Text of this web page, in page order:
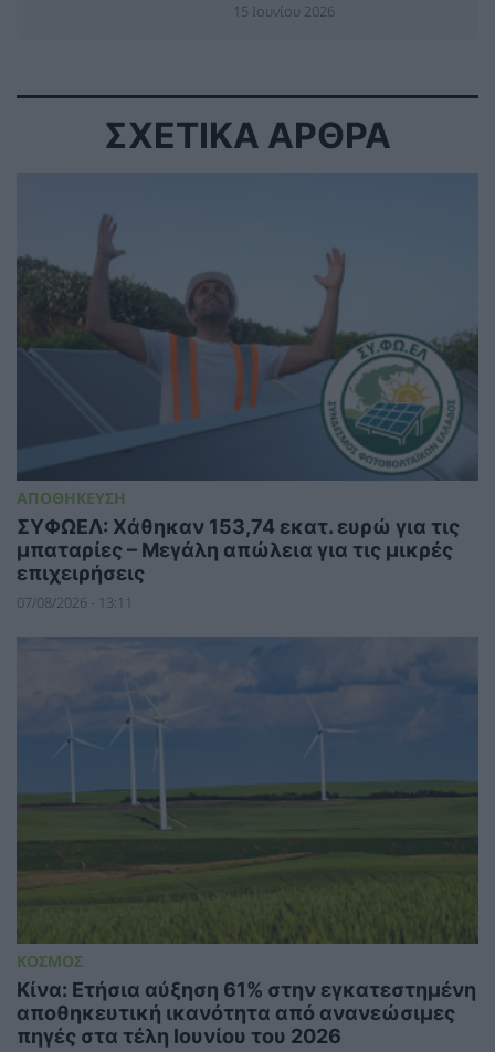
15 Ιουνίου 2026
ΣΧΕΤΙΚΑ ΑΡΘΡΑ
ΑΠΟΘΗΚΕΥΣΗ
ΣΥΦΩΕΛ: Χάθηκαν 153,74 εκατ. ευρώ για τις
μπαταρίες – Μεγάλη απώλεια για τις μικρές
επιχειρήσεις
07/08/2026 - 13:11
ΚΟΣΜΟΣ
Κίνα: Ετήσια αύξηση 61% στην εγκατεστημένη
αποθηκευτική ικανότητα από ανανεώσιμες
πηγές στα τέλη Ιουνίου του 2026